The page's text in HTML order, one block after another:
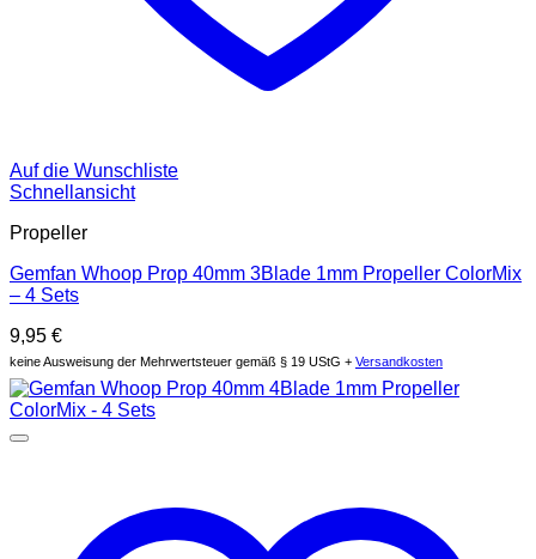
Auf die Wunschliste
Schnellansicht
Propeller
Gemfan Whoop Prop 40mm 3Blade 1mm Propeller ColorMix
– 4 Sets
9,95 €
keine Ausweisung der Mehrwertsteuer gemäß § 19 UStG + Versandkosten